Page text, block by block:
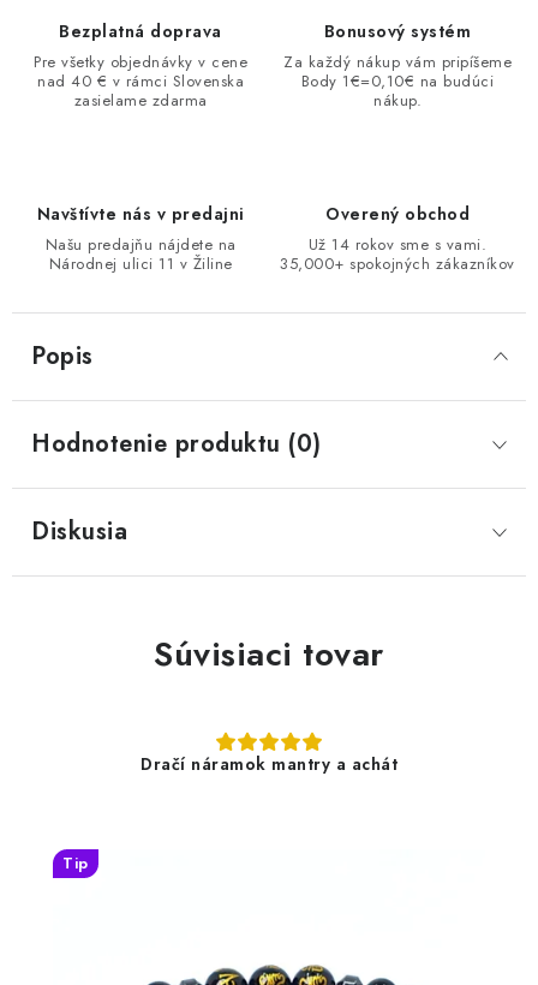
Bezplatná doprava
Pre všetky objednávky v cene
nad 40 € v rámci Slovenska
zasielame zdarma
Bonusový systém
Za každý nákup vám pripíšeme
Body 1€=0,10€ na budúci
nákup.
Navštívte nás v predajni
Našu predajňu nájdete na
Národnej ulici 11 v Žiline
Overený obchod
Už 14 rokov sme s vami.
35,000+ spokojných zákazníkov
Popis
Hodnotenie produktu (0)
Diskusia
Súvisiaci tovar
Dračí náramok mantry a achát
Tip